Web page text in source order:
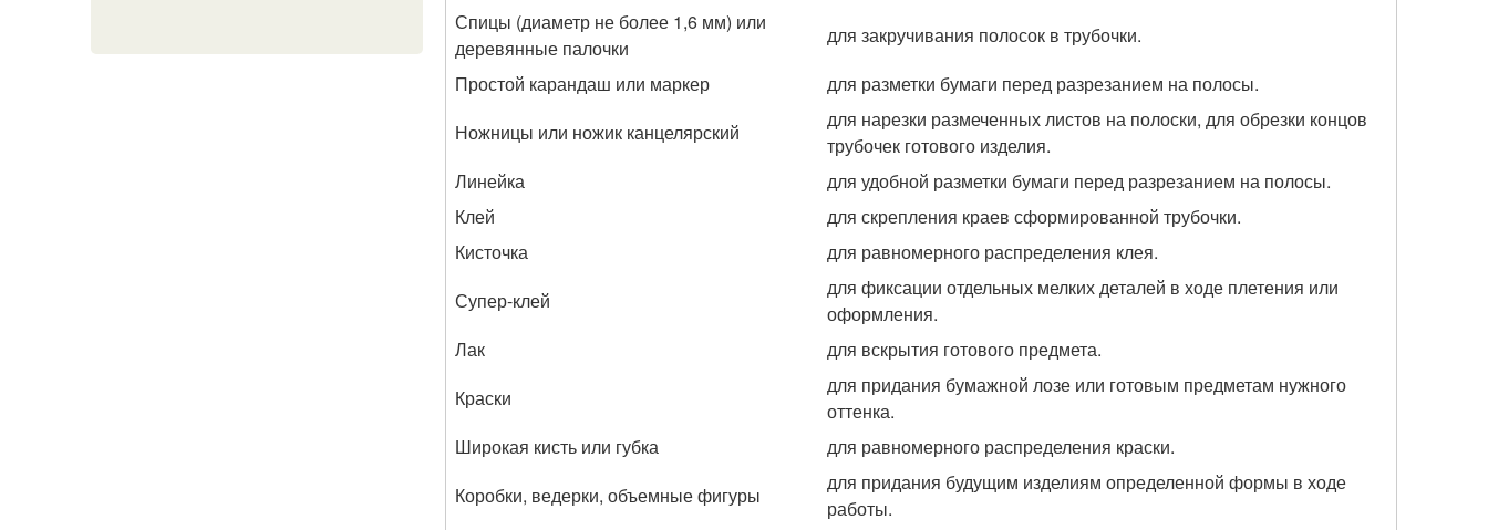
Спицы (диаметр не более 1,6 мм) или
деревянные палочки
для закручивания полосок в трубочки.
Простой карандаш или маркер
для разметки бумаги перед разрезанием на полосы.
Ножницы или ножик канцелярский
для нарезки размеченных листов на полоски, для обрезки концов
трубочек готового изделия.
Линейка
для удобной разметки бумаги перед разрезанием на полосы.
Клей
для скрепления краев сформированной трубочки.
Кисточка
для равномерного распределения клея.
Супер-клей
для фиксации отдельных мелких деталей в ходе плетения или
оформления.
Лак
для вскрытия готового предмета.
Краски
для придания бумажной лозе или готовым предметам нужного
оттенка.
Широкая кисть или губка
для равномерного распределения краски.
Коробки, ведерки, объемные фигуры
для придания будущим изделиям определенной формы в ходе
работы.